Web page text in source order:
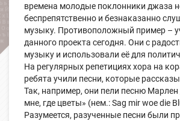
времена молодые поклонники джаза
беспрепятственно и безнаказанно
музыку. Противоположный пример –
данного проекта сегодня. Они с
музыку и использовали её для
На регулярных репетициях хора на
ребята учили песни, которые
Так, например, они пели песню
мне, где цветы» (нем.: Sag mir woe die
Разумеется, разученные песни были